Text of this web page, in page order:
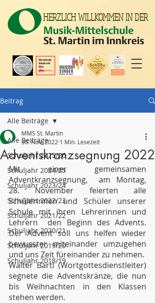
HERZLICH WILLKOMMEN IN DER
Beitrag
Alle Beiträge
Schuljahr 2025/26
Schuljahr 2024/25
Schuljahr 2023/24
Schuljahr 2022/23
Schuljahr 2021/22
Schuljahr 2020/21
Schuljahr 2019/20
Schuljahr 2018/19
Alle Beiträge
Adventskranzsegnung 2022
MMS St. Martin
30. Nov. 2022 1 Min. Lesezeit
Mit einer gemeinsamen
Adventkranzsegnung,  am Montag,
28. November feierten alle
Schülerinnen und Schüler unserer
Schule mit ihren Lehrerinnen und
Lehrern  den Beginn des Advents.
Der Advent soll uns helfen wieder
bewusster miteinander umzugehen
und uns Zeit füreinander zu nehmen.
Walter Bartl (Wortgottesdienstleiter)
segnete die Adventskränze, die nun
bis Weihnachten in den Klassen
stehen werden.